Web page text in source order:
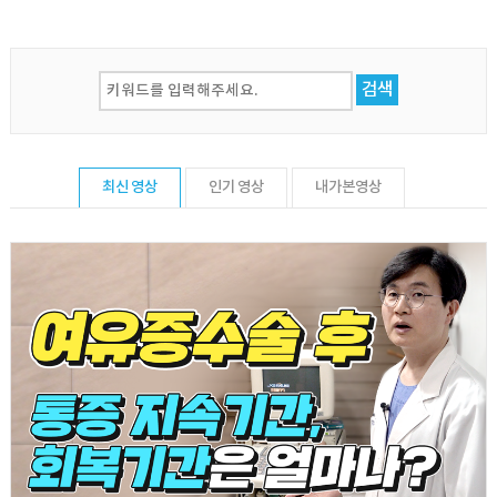
검색
최신 영상 인기 영상 내가본영상